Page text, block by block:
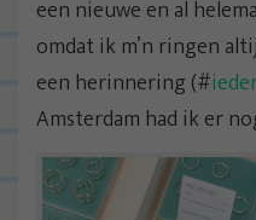
een nieuwe en al
omdat ik m’n ringen
een herinnering (#
Amsterdam had ik er